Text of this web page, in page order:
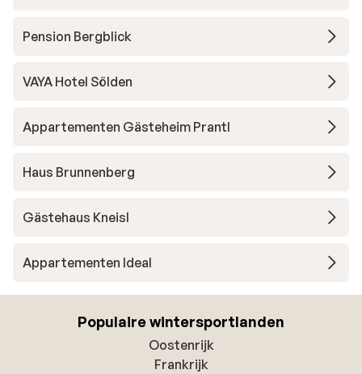
Pension Bergblick
VAYA Hotel Sölden
Appartementen Gästeheim Prantl
Haus Brunnenberg
Gästehaus Kneisl
Appartementen Ideal
Populaire wintersportlanden
Oostenrijk
Frankrijk